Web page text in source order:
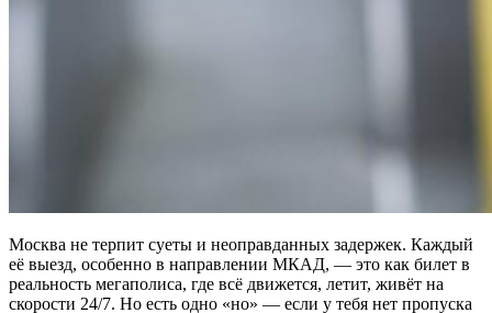
Москва не терпит суеты и неоправданных задержек. Каждый
её выезд, особенно в направлении МКАД, — это как билет в
реальность мегаполиса, где всё движется, летит, живёт на
скорости 24/7. Но есть одно «но» — если у тебя нет пропуска